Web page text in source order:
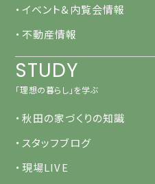
・イベント&内覧会情報
・不動産情報
STUDY
「理想の暮らし」を学ぶ
・秋田の家づくりの知識
・スタッフブログ
・現場LIVE